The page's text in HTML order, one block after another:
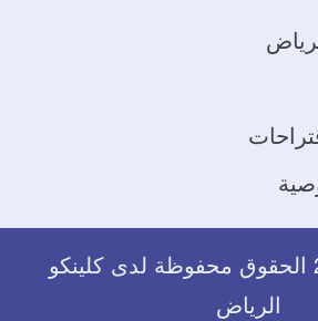
©2018 - 2026 الحقوق محفوظة لدى كلينكو
الرياض